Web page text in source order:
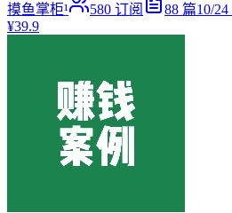
摸鱼掌柜¹ 580 订阅 88 篇10/24
¥39.9